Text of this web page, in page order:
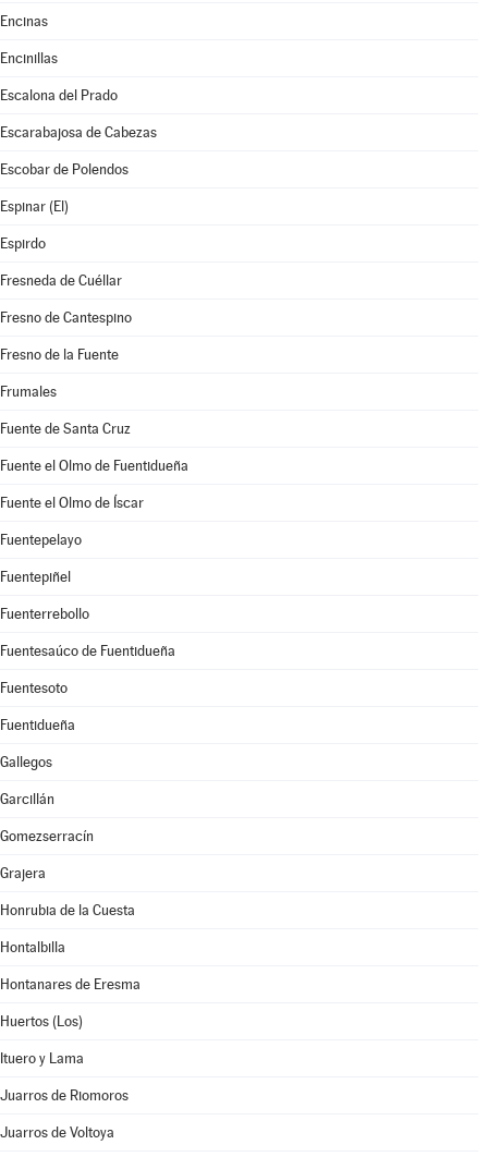
Encinas
Encinillas
Escalona del Prado
Escarabajosa de Cabezas
Escobar de Polendos
Espinar (El)
Espirdo
Fresneda de Cuéllar
Fresno de Cantespino
Fresno de la Fuente
Frumales
Fuente de Santa Cruz
Fuente el Olmo de Fuentidueña
Fuente el Olmo de Íscar
Fuentepelayo
Fuentepiñel
Fuenterrebollo
Fuentesaúco de Fuentidueña
Fuentesoto
Fuentidueña
Gallegos
Garcillán
Gomezserracín
Grajera
Honrubia de la Cuesta
Hontalbilla
Hontanares de Eresma
Huertos (Los)
Ituero y Lama
Juarros de Riomoros
Juarros de Voltoya